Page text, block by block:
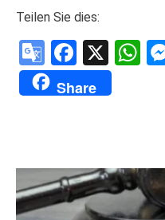
Teilen Sie dies:
Google
Translate
X
Share